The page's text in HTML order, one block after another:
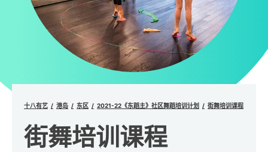
十八有艺 港岛 东区 2021-22《东蹈主》社区舞蹈培训计划 街舞培训课程
街舞培训课程